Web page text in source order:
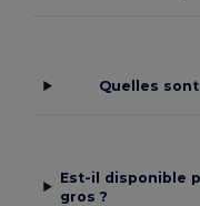
Quelles
Est-il disponible
gros ?